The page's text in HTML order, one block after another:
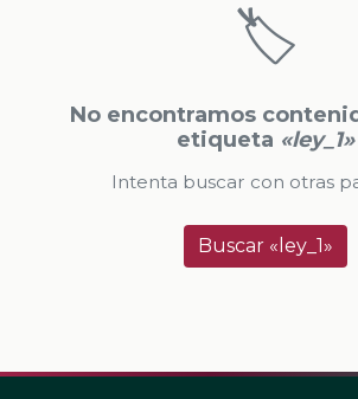
🏷️
No encontramos
etiqueta «ley_1»
Intenta buscar con otras
Buscar «ley_1»